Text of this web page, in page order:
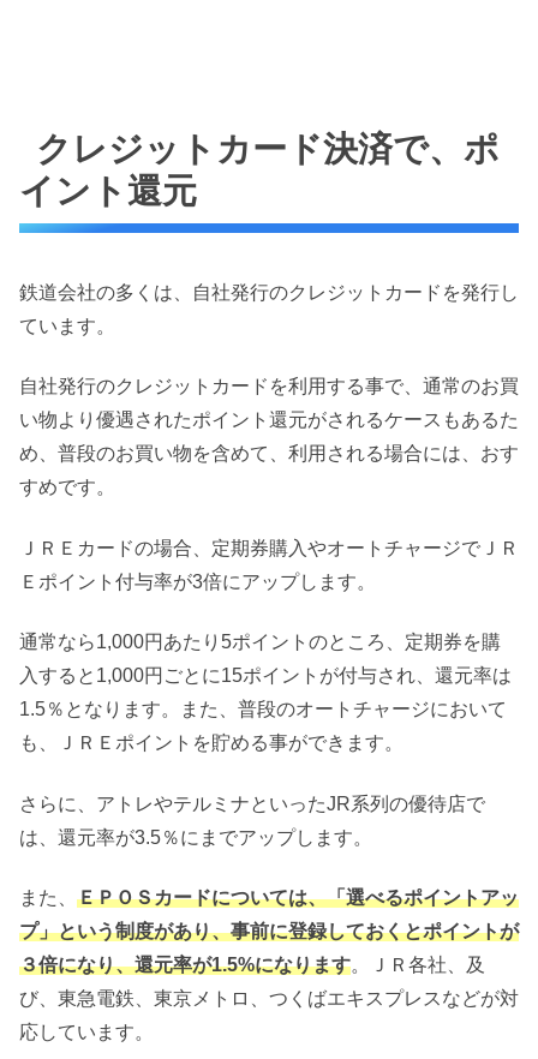
クレジットカード決済で、ポ
イント還元
鉄道会社の多くは、自社発行のクレジットカードを発行し
ています。
自社発行のクレジットカードを利用する事で、通常のお買
い物より優遇されたポイント還元がされるケースもあるた
め、普段のお買い物を含めて、利用される場合には、おす
すめです。
ＪＲＥカードの場合、定期券購入やオートチャージでＪＲ
Ｅポイント付与率が3倍にアップします。
通常なら1,000円あたり5ポイントのところ、定期券を購
入すると1,000円ごとに15ポイントが付与され、還元率は
1.5％となります。また、普段のオートチャージにおいて
も、ＪＲＥポイントを貯める事ができます。
さらに、アトレやテルミナといったJR系列の優待店で
は、還元率が3.5％にまでアップします。
また、 ＥＰＯＳカードについては、「選べるポイントアッ
プ」という制度があり、事前に登録しておくとポイントが
３倍になり、還元率が1.5%になります。ＪＲ各社、及
び、東急電鉄、東京メトロ、つくばエキスプレスなどが対
応しています。